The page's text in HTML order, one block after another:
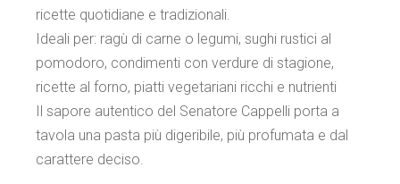
ricette quotidiane e tradizionali.
Ideali per: ragù di carne o legumi, sughi rustici al
pomodoro, condimenti con verdure di stagione,
ricette al forno, piatti vegetariani ricchi e nutrienti
Il sapore autentico del Senatore Cappelli porta a
tavola una pasta più digeribile, più profumata e dal
carattere deciso.